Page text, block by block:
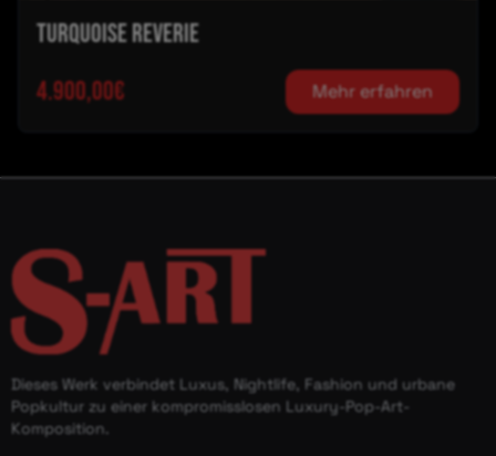
Turquoise Reverie
4.900,00€
Mehr erfahren
Dieses Werk verbindet Luxus, Nightlife, Fashion und urbane
Popkultur zu einer kompromisslosen Luxury-Pop-Art-
Komposition.